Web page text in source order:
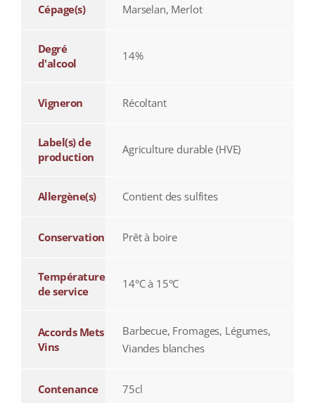
Cépage(s) Marselan, Merlot
Degré
d'alcool
14%
Vigneron Récoltant
Label(s) de
production
Agriculture durable (HVE)
Allergène(s) Contient des sulfites
Conservation Prêt à boire
Température
de service
14°C à 15°C
Accords Mets
Vins
Barbecue, Fromages, Légumes,
Viandes blanches
Contenance 75cl